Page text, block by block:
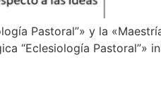
Pastoral”» y la
“Eclesiología Pastoral”»